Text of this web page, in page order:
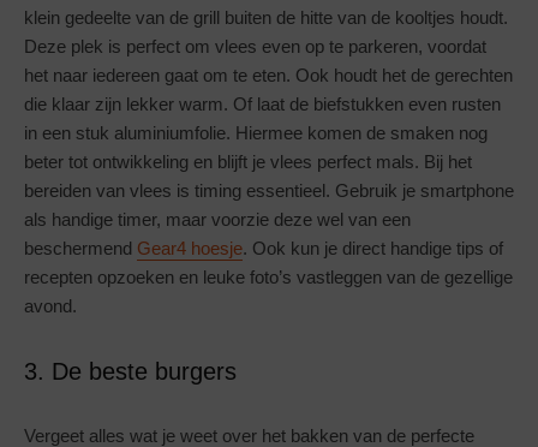
klein gedeelte van de grill buiten de hitte van de kooltjes houdt.
Deze plek is perfect om vlees even op te parkeren, voordat
het naar iedereen gaat om te eten. Ook houdt het de gerechten
die klaar zijn lekker warm. Of laat de biefstukken even rusten
in een stuk aluminiumfolie. Hiermee komen de smaken nog
beter tot ontwikkeling en blijft je vlees perfect mals. Bij het
bereiden van vlees is timing essentieel. Gebruik je smartphone
als handige timer, maar voorzie deze wel van een
beschermend Gear4 hoesje. Ook kun je direct handige tips of
recepten opzoeken en leuke foto’s vastleggen van de gezellige
avond.
3. De beste burgers
Vergeet alles wat je weet over het bakken van de perfecte